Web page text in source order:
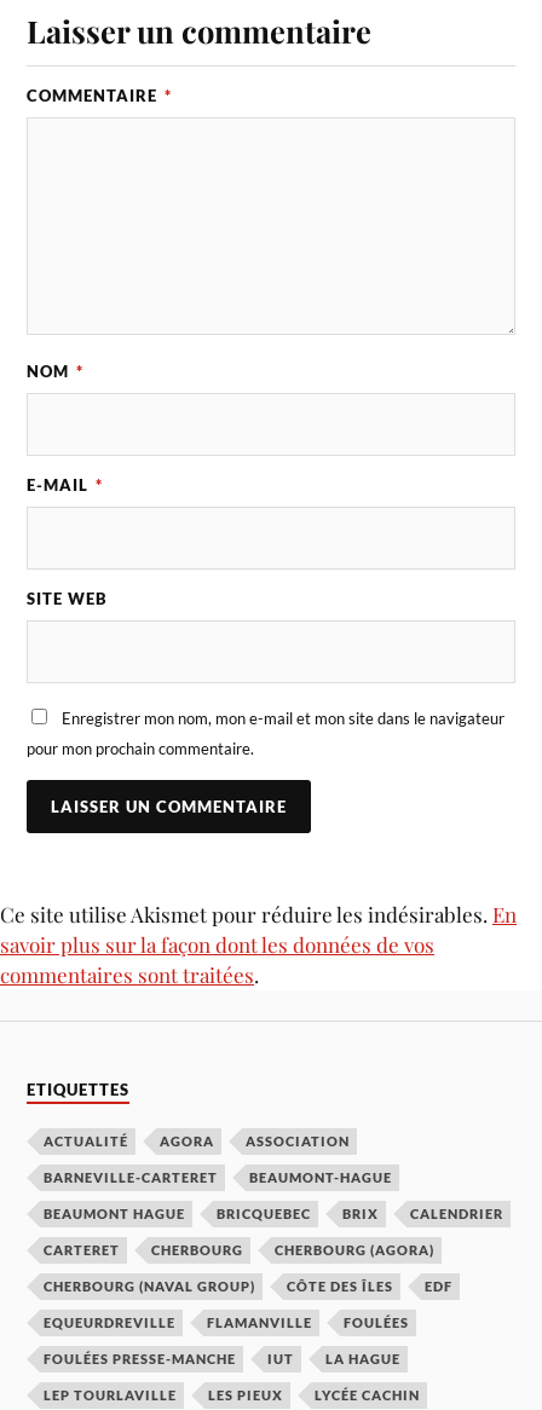
Laisser un commentaire
COMMENTAIRE *
NOM *
E-MAIL *
SITE WEB
Enregistrer mon nom, mon e-mail et mon site dans le navigateur
pour mon prochain commentaire.
Ce site utilise Akismet pour réduire les indésirables. En
savoir plus sur la façon dont les données de vos
commentaires sont traitées.
ETIQUETTES
ACTUALITÉ AGORA ASSOCIATION
BARNEVILLE-CARTERET BEAUMONT-HAGUE
BEAUMONT HAGUE BRICQUEBEC BRIX CALENDRIER
CARTERET CHERBOURG CHERBOURG (AGORA)
CHERBOURG (NAVAL GROUP) CÔTE DES ÎLES EDF
EQUEURDREVILLE FLAMANVILLE FOULÉES
FOULÉES PRESSE-MANCHE IUT LA HAGUE
LEP TOURLAVILLE LES PIEUX LYCÉE CACHIN